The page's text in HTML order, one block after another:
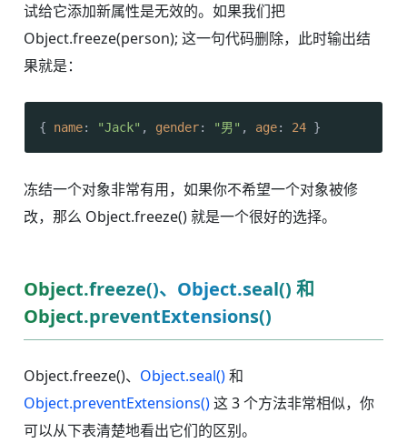
试给它添加新属性是无效的。如果我们把
Object.freeze(person); 这一句代码删除，此时输出结
果就是：
{ name: "Jack" , gender: "男" , age: 24 }
冻结一个对象非常有用，如果你不希望一个对象被修
改，那么 Object.freeze() 就是一个很好的选择。
Object.freeze()、Object.seal() 和
Object.preventExtensions()
Object.freeze()、 Object.seal()和
Object.preventExtensions()这 3 个方法非常相似，你
可以从下表清楚地看出它们的区别。